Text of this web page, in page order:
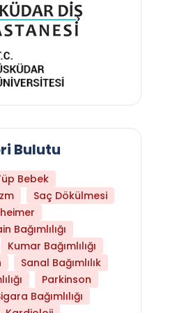
Yaşlanmayı
Bulutu
Bebek
Saç Dökülmesi
Bağımlılığı
Kumar Bağımlılığı
Sanal Bağımlılık
Parkinson
Bağımlılığı